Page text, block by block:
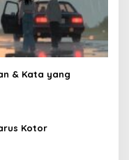
& Kata yang
Kotor